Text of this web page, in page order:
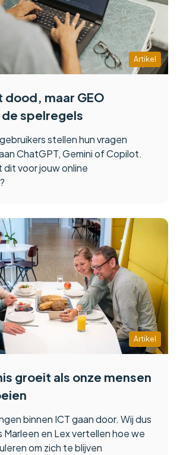
Artikel
dood, maar GEO
spelregels
stellen hun vragen
ChatGPT, Gemini of Copilot.
voor jouw online
Artikel
groeit als onze mensen
binnen ICT gaan door. Wij dus
Marleen en Lex vertellen hoe we
om zich te blijven